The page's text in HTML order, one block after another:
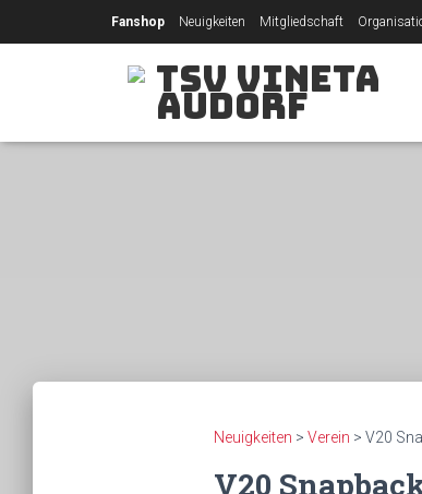
Fanshop Neuigkeiten Mitgliedschaft
TSV Vineta
Audorf
Neuigkeiten > Verein > V20
V20